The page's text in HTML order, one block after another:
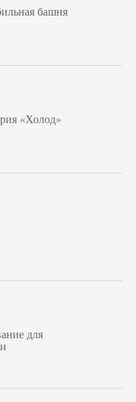
башня
«Холод»
для